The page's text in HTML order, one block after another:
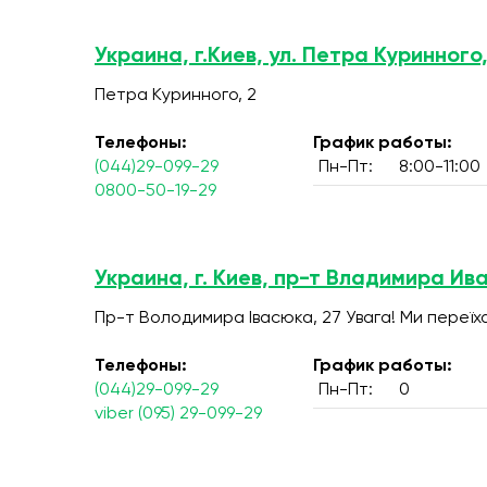
Украина, г.Киев, ул. Петра
Петра Куринного, 2
Телефоны:
(044)29-099-29
0800-50-19-29
График работы:
Пн-Пт:
8:00-11:00
Украина, г. Киев, пр-т Владимира
Пр-т Володимира Івасюка, 27 Увага! Ми
Телефоны:
(044)29-099-29
viber (095) 29-099-29
График работы:
Пн-Пт:
0